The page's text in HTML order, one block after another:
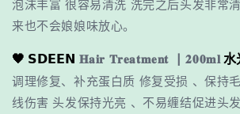
泡沫丰富 很容易清洗 洗完之后头发非常
来也不会娘娘味放心。
🖤 𝗦𝗗𝗘𝗘𝗡 𝐇𝐚𝐢𝐫 𝐓𝐫𝐞𝐚𝐭𝐦𝐞𝐧𝐭 | 𝟐𝟎𝟎𝐦𝐥水
调理修复、补充蛋白质 修复受损 、保持
线伤害 头发保持光亮 、不易缠结促进头